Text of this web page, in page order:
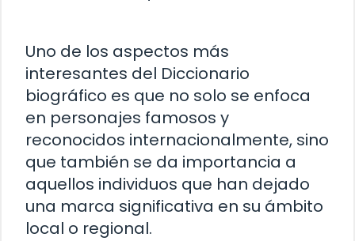
Uno de los aspectos más
interesantes del Diccionario
biográfico es que no solo se enfoca
en personajes famosos y
reconocidos internacionalmente, sino
que también se da importancia a
aquellos individuos que han dejado
una marca significativa en su ámbito
local o regional.